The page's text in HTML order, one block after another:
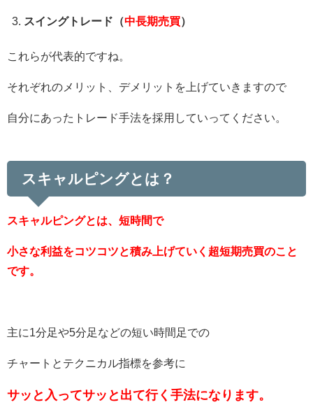
スイングトレード（中長期売買）
これらが代表的ですね。
それぞれのメリット、デメリットを上げていきますので
自分にあったトレード手法を採用していってください。
スキャルピングとは？
スキャルピングとは、短時間で
小さな利益をコツコツと積み上げていく超短期売買のこと
です。
主に1分足や5分足などの短い時間足での
チャートとテクニカル指標を参考に
サッと入ってサッと出て行く手法になります。